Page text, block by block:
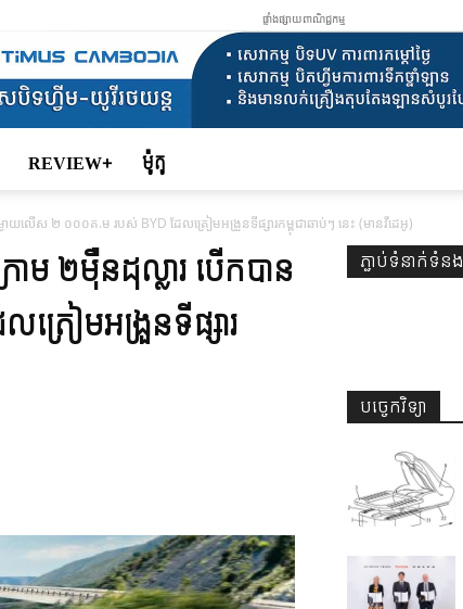
ផ្ទាំងផ្សាយពាណិជ្ជកម្ម
REVIEW+ ម៉ូតូ
យលើស ២ ០០០គ.ម របស់ BYD ដែលត្រៀមអង្រួនទីផ្សារកម្ពុជាឆាប់ៗ នេះ (មានវីដេអូ)
ម ២ម៉ឺនដុល្លារ បើកបាន
រៀមអង្រួនទីផ្សារ
ភ្ជាប់ទំនាក់ទំនង
បច្ចេកវិទ្យា